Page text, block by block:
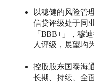
以稳健的风险管
信贷评级处于同
「BBB+」，穆
人评级，展望均
控股股东国泰海
长期、持续、全